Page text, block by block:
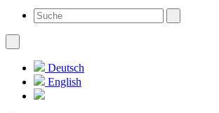
Deutsch
English